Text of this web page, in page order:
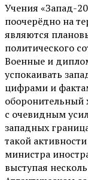
Учения «Запад-
поочерёдно на
являются
политического
Военные и
успокаивать
цифрами и
оборонительный
с очевидным
западных
такой
министра
выступая